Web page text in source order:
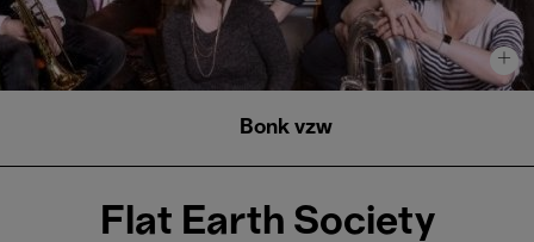
+
Bonk vzw
Flat Earth Society